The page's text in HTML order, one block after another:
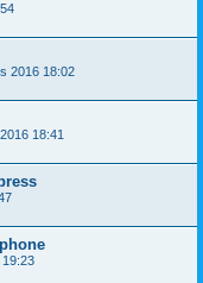
2016 18:02
18:41
19:23